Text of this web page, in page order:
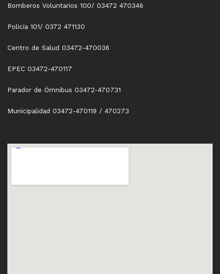
Bomberos Voluntarios 100/ 03472 470346
Policía 101/ 0372 471130
Centro de Salud 03472-470036
EPEC 03472-470117
Parador de Ómnibus 03472-470731
Municipalidad 03472-470119 / 470273